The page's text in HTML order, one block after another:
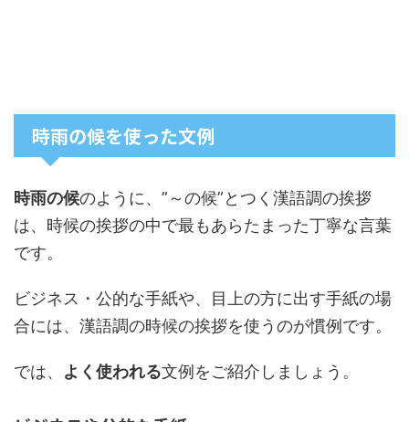
時雨の候を使った文例
時雨の候のように、”～の候”とつく漢語調の挨拶
は、時候の挨拶の中で最もあらたまった丁寧な言葉
です。
ビジネス・公的な手紙や、目上の方に出す手紙の場
合には、漢語調の時候の挨拶を使うのが慣例です。
では、 よく使われる文例 をご紹介しましょう。